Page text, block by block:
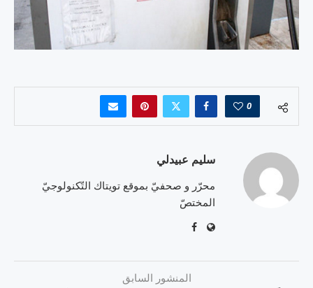
0
سليم عبيدلي
محرّر و صحفيّ بموقع تويتاك التّكنولوجيّ
المختصّ
المنشور السابق